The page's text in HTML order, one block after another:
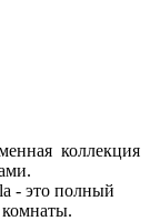
коллекция
- это полный